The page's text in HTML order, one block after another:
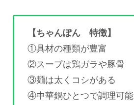
【ちゃんぽん 特徴】
①具材の種類が豊富
②スープは鶏ガラや豚骨
③麺は太くコシがある
④中華鍋ひとつで調理可能